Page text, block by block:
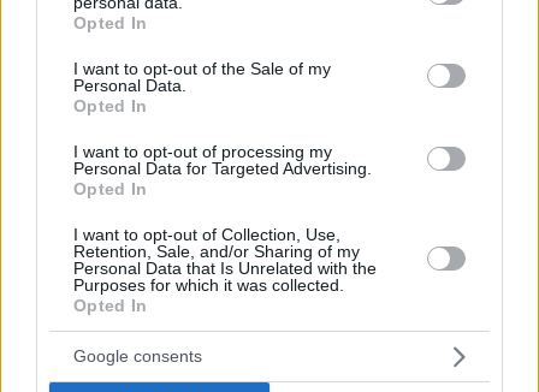
grant or deny consent to Google and its third-party tags to
use your data for below specified purposes in below Google
consent section.
Opted In
I want to opt-out of the Sale of my
Personal Data.
Opted In
I want to opt-out of processing my
Personal Data for Targeted Advertising.
Opted In
I want to opt-out of Collection, Use,
Retention, Sale, and/or Sharing of my
Personal Data that Is Unrelated with the
Purposes for which it was collected.
Opted In
Google consents
ΡΟΗ ΕΙΔΗΣΕΩΝ
Ειδήσεις Δημοφιλή Σχολιασμένα
πριν 23 λεπτά
Τουλάχιστον τρεις νεκροί και πολλοί τραυματίες
εξαιτίας ρωσικών πληγμάτων στην Ουκρανία
09.08.2026, 03:05
Συναγερμός στην Έδεσσα για την εξαφάνιση 31χρονου
09.08.2026, 02:46
«Δώρο» 1 δισ. δολαρίων στη Κολομβία από τις ΗΠΑ
μετά την ορκωμοσία του νέου τραμπικού προέδρου